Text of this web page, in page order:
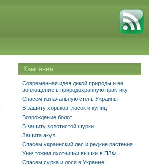
Кампании
Современная идея дикой природы и ее
воплощение в природохранную практику
Спасем изначальную степь Украины
В защиту хорьков, ласок и куниц
Возрождение болот
В защиту золотистой щурки
Защита акул
Спасем украинский лес и редкие растения
Уничтожим охотничьи вышки в ПЗФ
Спасем сурка и лося в Украине!